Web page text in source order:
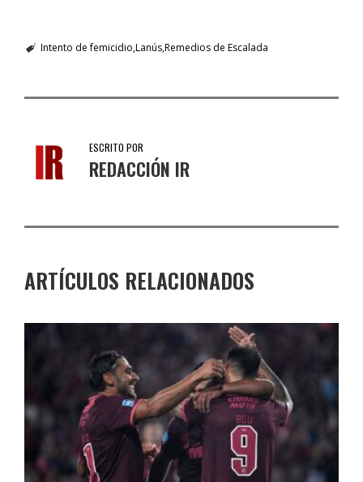
Intento de femicidio LanúsRemedios de Escalada
ESCRITO POR
REDACCIÓN IR
ARTÍCULOS RELACIONADOS